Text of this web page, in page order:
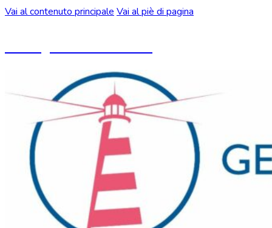
Vai al contenuto principale Vai al piè di pagina